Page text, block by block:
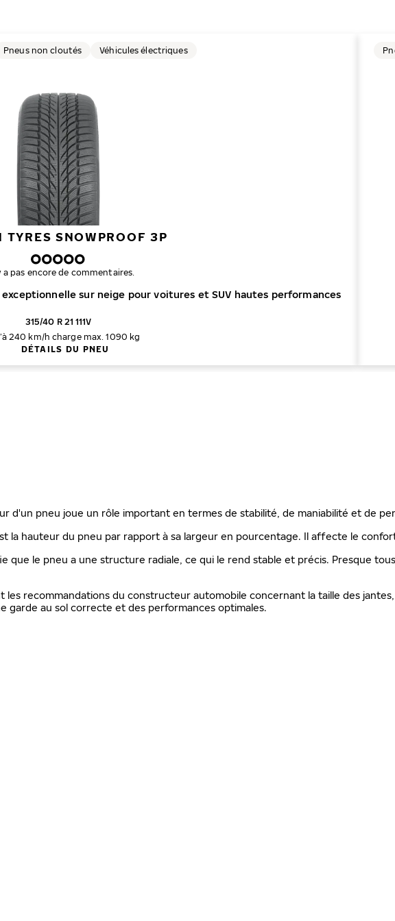
TYRES SNOWPROOF 3P
sur neige pour voitures et SUV hautes performances
Pneus non cloutés Véhicules électriques
a pas encore de commentaires.
315/40 R 21 111V
240 km/h charge max. 1090 kg
DÉTAILS DU PNEU
d'un pneu joue un rôle important en termes de stabilité, de maniabilité et de
la hauteur du pneu par rapport à sa largeur en pourcentage. Il affecte le
que le pneu a une structure radiale, ce qui le rend stable et précis. Presque
les recommandations du constructeur automobile concernant la taille des
garde au sol correcte et des performances optimales.